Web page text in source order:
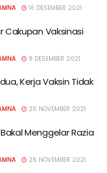
16 DESEMBER 2021
Cakupan Vaksinasi
8 DESEMBER 2021
Kerja Vaksin Tidak
25 NOVEMBER 2021
Menggelar Razia
25 NOVEMBER 2021